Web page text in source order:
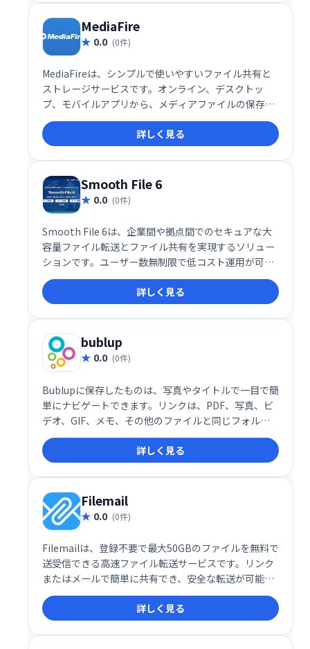
MediaFire
0.0 (0件)
MediaFireは、シンプルで使いやすいファイル共有と
ストレージサービスです。オンライン、デスクトッ
プ、モバイルアプリから、メディアファイルの保存、
共有、閲覧が可能です。 多くのデバイスでアクセスで
き、手軽にファイルを管理できます。
詳しく見る
Smooth File 6
0.0 (0件)
Smooth File 6は、企業間や拠点間でのセキュアな大
容量ファイル転送とファイル共有を実現するソリュー
ションです。ユーザー数無制限で低コスト運用が可
能。スムーズなデータ連携と安全なファイル管理で、
業務効率を大幅に向上させます。
詳しく見る
bublup
0.0 (0件)
Bublupに保存したものは、写真やタイトルで一目で簡
単にナビゲートできます。リンクは、PDF、写真、ビ
デオ、GIF、メモ、その他のファイルと同じフォルダ
ーに保存してください。レシピや面白いミームを集め
ているときも、友達と旅行を計画しているときも、仕
事のプロジェクトをしているときも、すべてがうまく
調和しています。
詳しく見る
Filemail
0.0 (0件)
Filemailは、登録不要で最大50GBのファイルを無料で
送受信できる高速ファイル転送サービスです。リンク
またはメールで簡単に共有でき、安全な転送が可能で
す。有料会員なら容量無制限で利用できます。大きな
ファイルの送受信に最適なソリューションです。
詳しく見る